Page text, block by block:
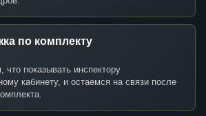
по комплекту
что показывать инспектору
кабинету, и остаемся на связи после